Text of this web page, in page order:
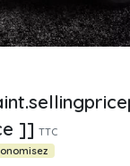
]] TTC